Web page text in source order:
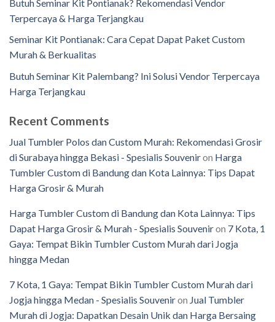
Butuh Seminar Kit Pontianak? Rekomendasi Vendor
Terpercaya & Harga Terjangkau
Seminar Kit Pontianak: Cara Cepat Dapat Paket Custom
Murah & Berkualitas
Butuh Seminar Kit Palembang? Ini Solusi Vendor Terpercaya
Harga Terjangkau
Recent Comments
Jual Tumbler Polos dan Custom Murah: Rekomendasi Grosir
di Surabaya hingga Bekasi - Spesialis Souveniron Harga
Tumbler Custom di Bandung dan Kota Lainnya: Tips Dapat
Harga Grosir & Murah
Harga Tumbler Custom di Bandung dan Kota Lainnya: Tips
Dapat Harga Grosir & Murah - Spesialis Souveniron 7 Kota, 1
Gaya: Tempat Bikin Tumbler Custom Murah dari Jogja
hingga Medan
7 Kota, 1 Gaya: Tempat Bikin Tumbler Custom Murah dari
Jogja hingga Medan - Spesialis Souveniron Jual Tumbler
Murah di Jogja: Dapatkan Desain Unik dan Harga Bersaing